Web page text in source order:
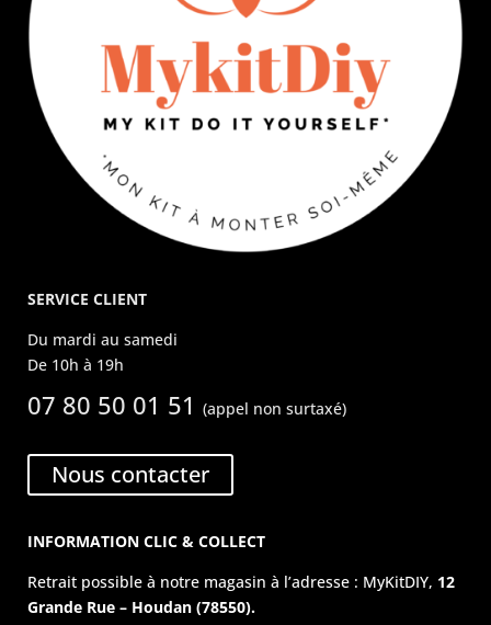
SERVICE CLIENT
Du mardi au samedi
De 10h à 19h
07 80 50 01 51(appel non surtaxé)
Nous contacter
INFORMATION CLIC & COLLECT
Retrait possible à notre magasin à l’adresse : MyKitDIY, 12
Grande Rue – Houdan (78550).